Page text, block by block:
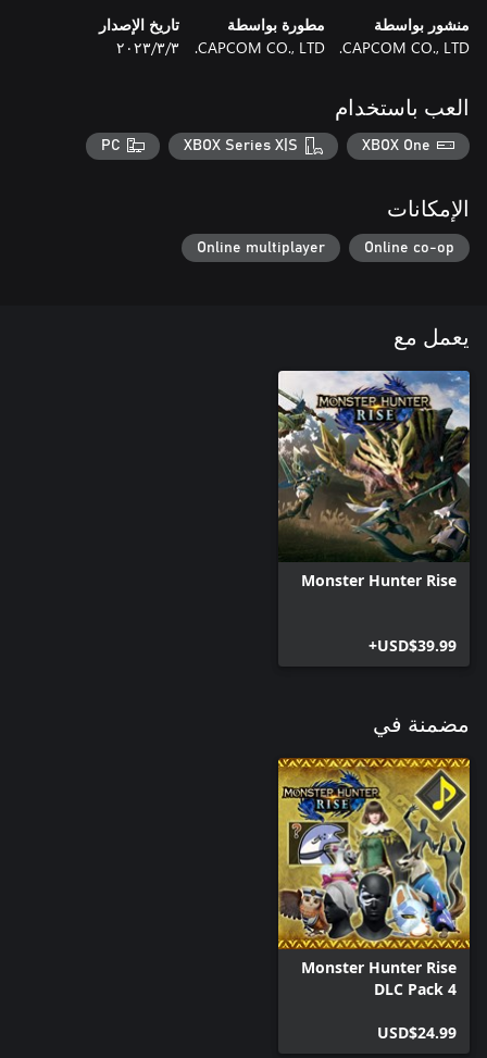
منشور بواسطة
CAPCOM CO., LTD.
مطورة بواسطة
CAPCOM CO., LTD.
تاريخ الإصدار
٣‏/٣‏/٢٠٢٣
العب باستخدام
XBOX One
XBOX Series X|S
PC
الإمكانات
Online co-op
Online multiplayer
يعمل مع
Monster Hunter Rise
USD$39.99+
مضمنة في
Monster Hunter Rise
DLC Pack 4
USD$24.99